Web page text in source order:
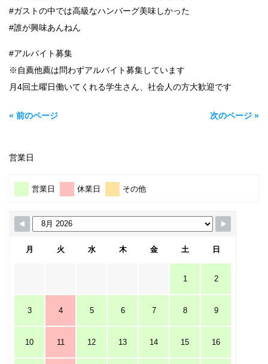
#ガストの中では高級なハンバーグ美味しかった
#誰が興味あんねん
#アルバイト募集
※自薦他薦は問わずアルバイト募集しています
月4回土曜日働いてくれる学生さん、社会人の方大歓迎です
« 前のページ 次のページ »
営業日
営業日 休業日 その他
月 火 水 木 金 土 日
1 2
3 4 5 6 7 8 9
10 11 12 13 14 15 16